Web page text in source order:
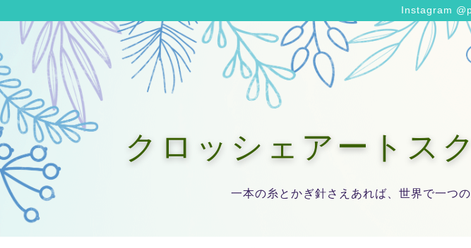
Instagram
クロッシェアートス
一本の糸とかぎ針さえあれば、世界で一つ